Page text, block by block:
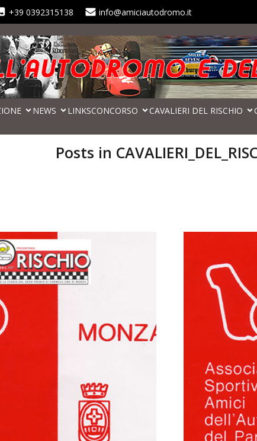
+39 0392315138 info@amiciautodromo.it
NEWS LINKSCONCORSO CAVALIERI DEL RISCHIO
Posts in